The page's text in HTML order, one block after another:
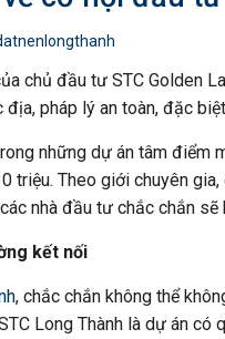
chủ đầu tư STC Golden
pháp lý an toàn, đặc
những dự án tâm điểm
triệu. Theo giới chuyên
nhà đầu tư chắc chắn
kết nối
, chắc chắn không thể
Long Thành là dự án